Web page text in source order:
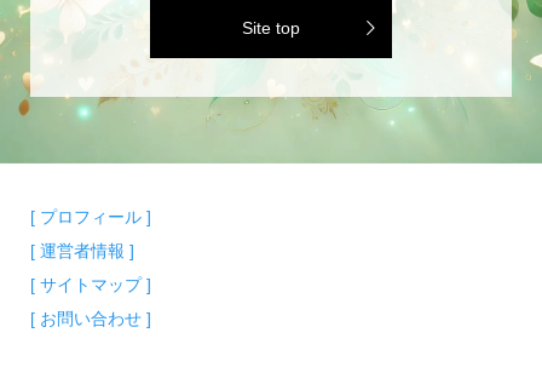
Site top
[ プロフィール ]
[ 運営者情報 ]
[ サイトマップ ]
[ お問い合わせ ]